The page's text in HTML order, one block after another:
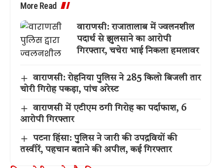
More Read
वाराणसी: राजातालाब में ज्वलनशील
पदार्थ से झुलसाने का आरोपी
गिरफ्तार, चचेरा भाई निकला हमलावर
वाराणसी: रोहनिया पुलिस ने 285 किलो बिजली तार
चोरी गिरोह पकड़ा, पांच अरेस्ट
वाराणसी में एटीएम ठगी गिरोह का पर्दाफाश, 6
आरोपी गिरफ्तार
पटना हिंसा: पुलिस ने जारी की उपद्रवियों की
तस्वीरें, पहचान बताने की अपील, कई गिरफ्तार